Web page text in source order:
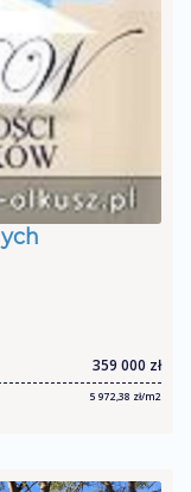
359 000 zł
5 972,38 zł/m2